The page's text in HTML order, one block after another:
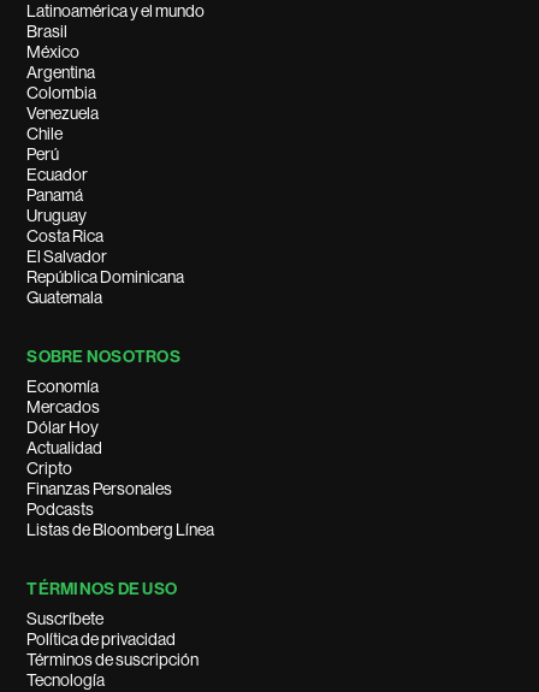
Latinoamérica y el mundo
Brasil
México
Argentina
Colombia
Venezuela
Chile
Perú
Ecuador
Panamá
Uruguay
Costa Rica
El Salvador
República Dominicana
Guatemala
SOBRE NOSOTROS
Economía
Mercados
Dólar Hoy
Actualidad
Cripto
Finanzas Personales
Podcasts
Listas de Bloomberg Línea
TÉRMINOS DE USO
Suscríbete
Política de privacidad
Términos de suscripción
Tecnología